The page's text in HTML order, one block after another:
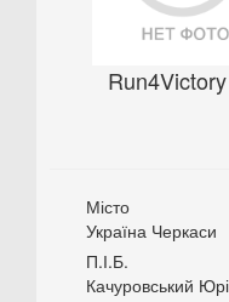
Місто
Україна Черкаси
П.І.Б.
Качуровський